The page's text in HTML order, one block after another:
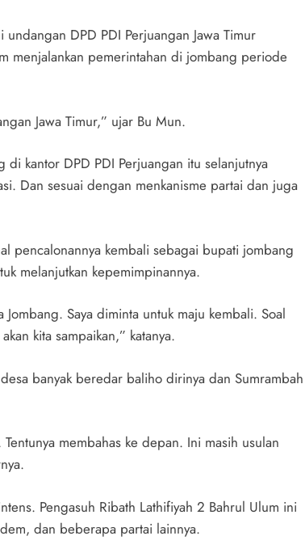
DPD PDI Perjuangan Jawa Timur
menjalankan pemerintahan di jombang periode
Jawa Timur,” ujar Bu Mun.
kantor DPD PDI Perjuangan itu selanjutnya
Dan sesuai dengan menkanisme partai dan juga
pencalonannya kembali sebagai bupati jombang
melanjutkan kepemimpinannya.
Saya diminta untuk maju kembali. Soal
kita sampaikan,” katanya.
banyak beredar baliho dirinya dan Sumrambah
membahas ke depan. Ini masih usulan
Pengasuh Ribath Lathifiyah 2 Bahrul Ulum ini
dan beberapa partai lainnya.